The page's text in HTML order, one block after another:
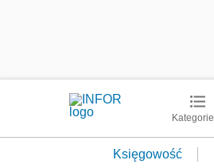
Kategorie
Księgowość